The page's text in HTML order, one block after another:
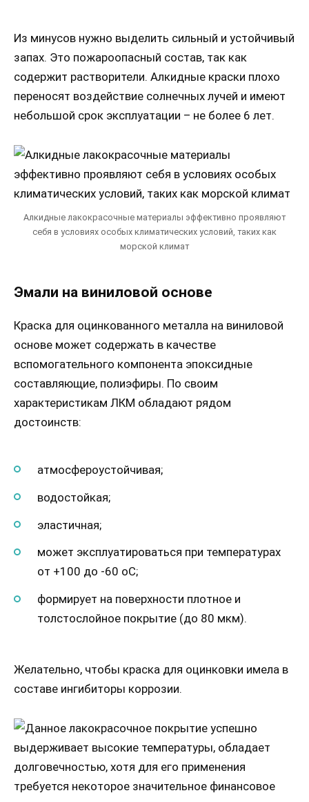
Из минусов нужно выделить сильный и устойчивый
запах. Это пожароопасный состав, так как
содержит растворители. Алкидные краски плохо
переносят воздействие солнечных лучей и имеют
небольшой срок эксплуатации – не более 6 лет.
Алкидные лакокрасочные материалы эффективно проявляют
себя в условиях особых климатических условий, таких как
морской климат
Эмали на виниловой основе
Краска для оцинкованного металла на виниловой
основе может содержать в качестве
вспомогательного компонента эпоксидные
составляющие, полиэфиры. По своим
характеристикам ЛКМ обладают рядом
достоинств:
атмосфероустойчивая;
водостойкая;
эластичная;
может эксплуатироваться при температурах
от +100 до -60 оС;
формирует на поверхности плотное и
толстослойное покрытие (до 80 мкм).
Желательно, чтобы краска для оцинковки имела в
составе ингибиторы коррозии.